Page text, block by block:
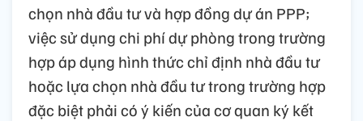
chọn nhà đầu tư và hợp đồng dự án PPP;
việc sử dụng chi phí dự phòng trong trường
hợp áp dụng hình thức chỉ định nhà đầu tư
hoặc lựa chọn nhà đầu tư trong trường hợp
đặc biệt phải có ý kiến của cơ quan ký kết